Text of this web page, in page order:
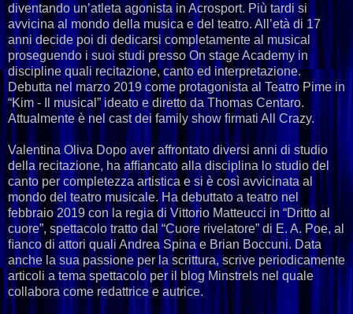
diventando un’atleta agonista in Acrosport. Più tardi si
avvicina al mondo della musica e del teatro. All’età di 17
anni decide poi di dedicarsi completamente al musical
proseguendo i suoi studi presso On stage Academy in
discipline quali recitazione, canto ed interpretazione.
Debutta nel marzo 2019 come protagonista al Teatro Pime in
“Kim - Il musical” ideato e diretto da Thomas Centaro.
Attualmente è nel cast dei family show ﬁrmati All Crazy.
Valentina Oliva Dopo aver affrontato diversi anni di studio
della recitazione, ha afﬁancato alla disciplina lo studio del
canto per completezza artistica e si è così avvicinata al
mondo del teatro musicale. Ha debuttato a teatro nel
febbraio 2019 con la regia di Vittorio Matteucci in “Dritto al
cuore”, spettacolo tratto dal “Cuore rivelatore” di E. A. Poe, al
ﬁanco di attori quali Andrea Spina e Brian Boccuni. Data
anche la sua passione per la scrittura, scrive periodicamente
articoli a tema spettacolo per il blog Minstrels nel quale
collabora come redattrice e autrice.